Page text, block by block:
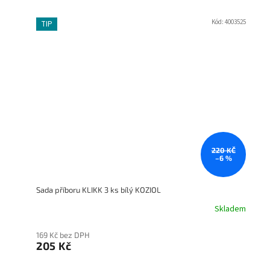
TIP
220 KČ
–6 %
Sada příboru KLIKK 3 ks bílý KOZIOL
Skladem
169 Kč bez DPH
205 Kč
Kód: 4003525